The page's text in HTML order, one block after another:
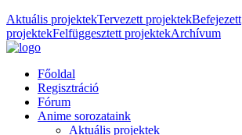
Aktuális projektekTervezett projektekBefejezett
projektekFelfüggesztett projektekArchívum
Főoldal
Regisztráció
Fórum
Anime sorozataink
Aktuális projektek